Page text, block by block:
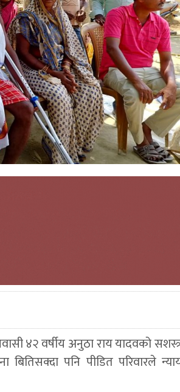
४२ वर्षीय अनुठा राय यादवको
पनि पीडित परिवारले